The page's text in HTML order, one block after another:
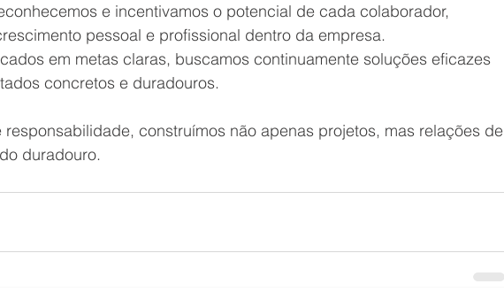
e incentivamos o potencial de cada colaborador,
pessoal e profissional dentro da empresa.
em metas claras, buscamos continuamente soluções eficazes
concretos e duradouros.
construímos não apenas projetos, mas relações de
duradouro.